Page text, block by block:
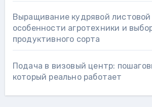
Выращивание кудрявой
особенности агротехники и
продуктивного сорта
Подача в визовый центр:
который реально работает